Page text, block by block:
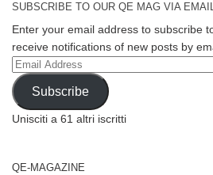
SUBSCRIBE TO OUR QE MAG VIA
Enter your email address to subscribe
receive notifications of new posts by
Email
Address
Subscribe
Unisciti a 61 altri iscritti
QE-MAGAZINE